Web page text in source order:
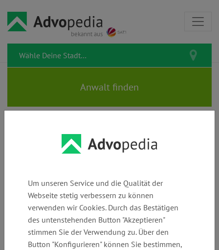
bekannt aus
Video-Tipps rund um Dein Recht
Ob Feuer, Erde oder See: Gehört
der Wunsch der Bestattungsart
ins Testament?
Bestattungsrecht Betreuungsrecht Erbrecht
Familienrecht
Medizinrecht
Notarrecht Pflegerecht
Schwerbehindertenrecht
Um unseren Service und die Qualität der
Webseite stetig verbessern zu können
verwenden wir Cookies. Durch das Bestätigen
des untenstehenden Button "Akzeptieren"
stimmen Sie der Verwendung zu. Über den
Button "Konfigurieren" können Sie bestimmen,